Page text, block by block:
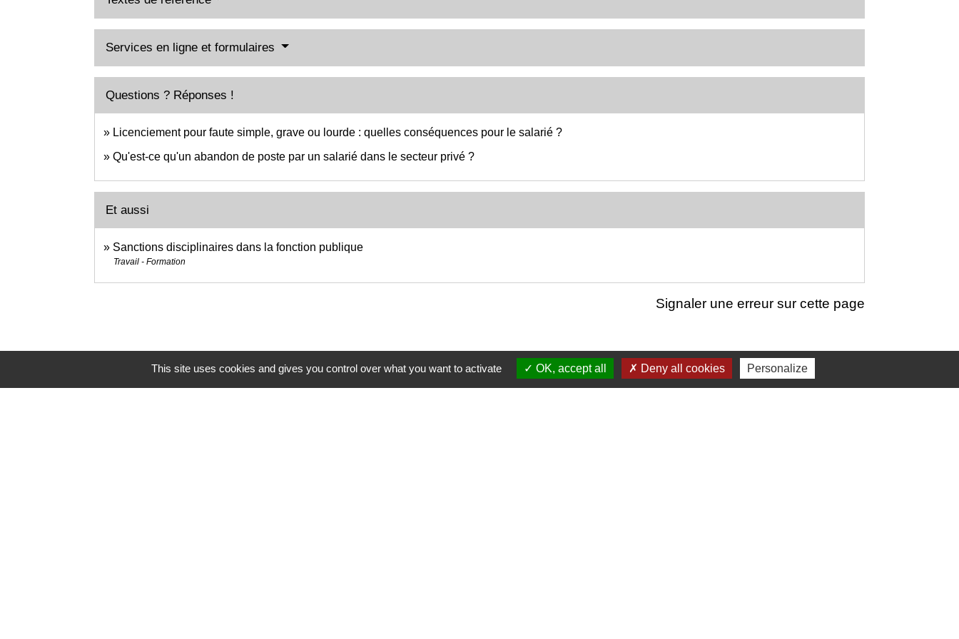
Services en ligne et formulaires
Questions ? Réponses !
Licenciement pour faute simple, grave ou lourde : quelles conséquences pour le salarié ?
Qu'est-ce qu'un abandon de poste par un salarié dans le secteur privé ?
Et aussi
Sanctions disciplinaires dans la fonction publique
Travail - Formation
Signaler une erreur sur cette page
Nous contacter
This site uses cookies and gives you control over what you want to activate OK, accept all Deny all cookies Personalize